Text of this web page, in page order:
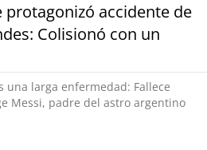
protagonizó accidente de
Colisionó con un
una larga enfermedad: Fallece
Messi, padre del astro argentino